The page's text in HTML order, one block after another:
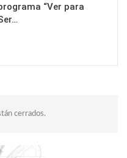
“Ver para
cerrados.